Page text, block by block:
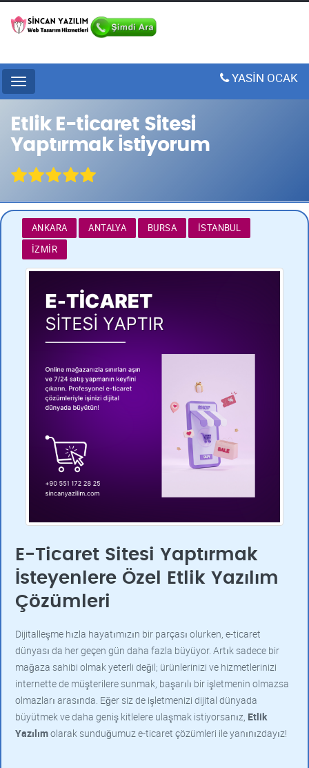
Menu YASİN OCAK
Etlik E-ticaret Sitesi
Yaptırmak İstiyorum
ANKARA ANTALYA BURSA
İSTANBUL
İZMIR
E-Ticaret Sitesi Yaptırmak
İsteyenlere Özel Etlik Yazılım
Çözümleri
Dijitalleşme hızla hayatımızın bir parçası olurken, e-ticaret
dünyası da her geçen gün daha fazla büyüyor. Artık sadece bir
mağaza sahibi olmak yeterli değil; ürünlerinizi ve hizmetlerinizi
internette de müşterilere sunmak, başarılı bir işletmenin olmazsa
olmazları arasında. Eğer siz de işletmenizi dijital dünyada
büyütmek ve daha geniş kitlelere ulaşmak istiyorsanız, Etlik
Yazılımolarak sunduğumuz e-ticaret çözümleri ile yanınızdayız!